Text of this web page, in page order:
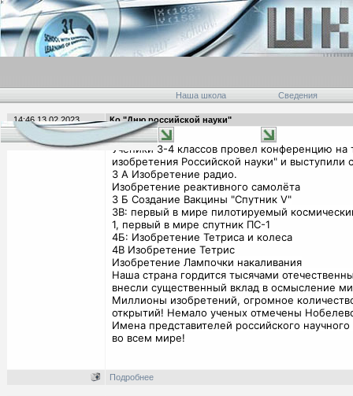
Наша школа Сведения
14:46 13.02.2023 Ко "Дню российской науки"
Ученики 3-4 классов провел конференцию на
изобретения Российской науки" и выступили
3 А Изобретение радио.
Изобретение реактивного самолёта
3 Б Создание Вакцины "Спутник V"
3В: первый в мире пилотируемый
1, первый в мире спутник ПС-1
4Б: Изобретение Тетриса и колеса
4В Изобретение Тетрис
Изобретение Лампочки накаливания
Наша страна гордится тысячами
внесли существенный вклад в осмысление
Миллионы изобретений, огромное
открытий! Немало ученых отмечены
Имена представителей российского
во всем мире!
Подробнее